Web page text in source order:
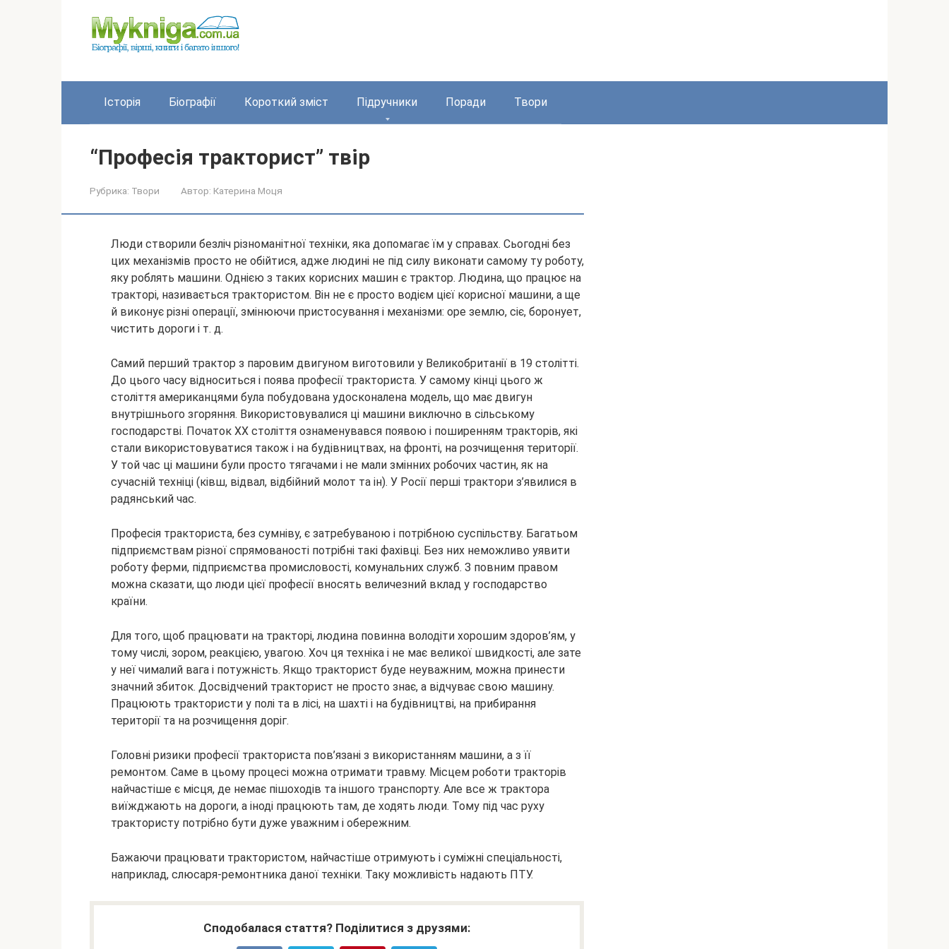
Історія Біографії Короткий зміст Підручники Поради Твори
“Професія тракторист” твір
Рубрика: Твори Автор: Катерина Моця
Люди створили безліч різноманітної техніки, яка допомагає їм у справах. Сьогодні без
цих механізмів просто не обійтися, адже людині не під силу виконати самому ту роботу,
яку роблять машини. Однією з таких корисних машин є трактор. Людина, що працює на
тракторі, називається трактористом. Він не є просто водієм цієї корисної машини, а ще
й виконує різні операції, змінюючи пристосування і механізми: оре землю, сіє, боронует,
чистить дороги і т. д.
Самий перший трактор з паровим двигуном виготовили у Великобританії в 19 столітті.
До цього часу відноситься і поява професії тракториста. У самому кінці цього ж
століття американцями була побудована удосконалена модель, що має двигун
внутрішнього згоряння. Використовувалися ці машини виключно в сільському
господарстві. Початок ХХ століття ознаменувався появою і поширенням тракторів, які
стали використовуватися також і на будівництвах, на фронті, на розчищення території.
У той час ці машини були просто тягачами і не мали змінних робочих частин, як на
сучасній техніці (ківш, відвал, відбійний молот та ін). У Росії перші трактори з’явилися в
радянський час.
Професія тракториста, без сумніву, є затребуваною і потрібною суспільству. Багатьом
підприємствам різної спрямованості потрібні такі фахівці. Без них неможливо уявити
роботу ферми, підприємства промисловості, комунальних служб. З повним правом
можна сказати, що люди цієї професії вносять величезний вклад у господарство
країни.
Для того, щоб працювати на тракторі, людина повинна володіти хорошим здоров’ям, у
тому числі, зором, реакцією, увагою. Хоч ця техніка і не має великої швидкості, але зате
у неї чималий вага і потужність. Якщо тракторист буде неуважним, можна принести
значний збиток. Досвідчений тракторист не просто знає, а відчуває свою машину.
Працюють трактористи у полі та в лісі, на шахті і на будівництві, на прибирання
території та на розчищення доріг.
Головні ризики професії тракториста пов’язані з використанням машини, а з її
ремонтом. Саме в цьому процесі можна отримати травму. Місцем роботи тракторів
найчастіше є місця, де немає пішоходів та іншого транспорту. Але все ж трактора
виїжджають на дороги, а іноді працюють там, де ходять люди. Тому під час руху
трактористу потрібно бути дуже уважним і обережним.
Бажаючи працювати трактористом, найчастіше отримують і суміжні спеціальності,
наприклад, слюсаря-ремонтника даної техніки. Таку можливість надають ПТУ.
Сподобалася стаття? Поділитися з друзями: